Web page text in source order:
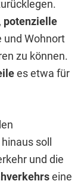
potenzielle
und Wohnort
zu können.
es etwa für
soll
und die
eine